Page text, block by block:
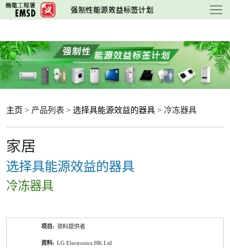
跳
至
要
内
容
主页 > 产品列表 > 选择具能源效益的器具 > 冷冻器具
家居
选择具能源效益的器具
冷冻器具
资料提供者
LG Electronics HK Ltd